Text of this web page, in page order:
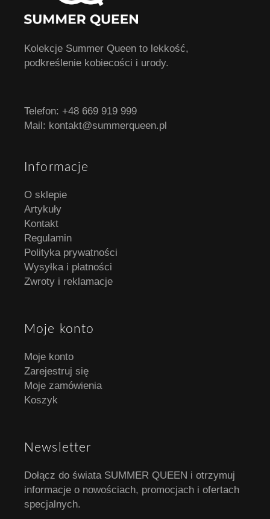
Kolekcje Summer Queen to lekkość,
podkreślenie kobiecości i urody.
Telefon:+48 669 919 999
Mail: kontakt@summerqueen.pl
Informacje
O sklepie
Artykuły
Kontakt
Regulamin
Polityka prywatności
Wysyłka i płatności
Zwroty i reklamacje
Moje konto
Moje konto
Zarejestruj się
Moje zamówienia
Koszyk
Newsletter
Dołącz do świata SUMMER QUEEN i otrzymuj
informacje o nowościach, promocjach i ofertach
specjalnych.